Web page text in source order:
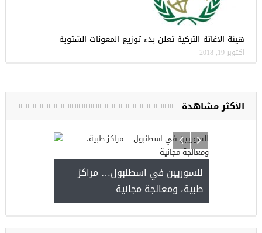
هيئة الاغاثة التركية تعلن بدء توزيع المعونات الشتوية
أكتوبر 19, 2018
الأكثر مشاهدة
للسوريين في اسطنبول… مراكز
طبية، ومعالجة مجانية